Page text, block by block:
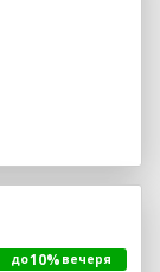
до10% вечеря